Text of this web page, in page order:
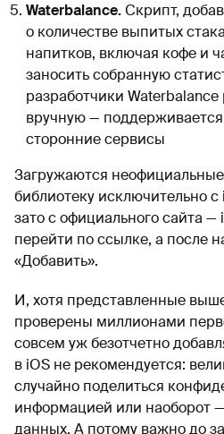
Waterbalance.Скрипт,
о количестве выпитых
напитков, включая кофе и
заносить собранную
разработчики
вручную — поддерживается
сторонние сервисы
Загружаются
библиотеку исключительно с
зато с официального сайта —
перейти по ссылке, а после
«Добавить».
И, хотя представленные
проверены миллионами
совсем уж безотчетно
в iOS не рекомендуется:
случайно поделиться
информацией или наоборот —
данных. А потому важно до